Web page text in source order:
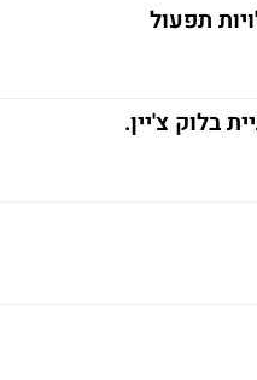
תפעול
בלוק צ'יין.